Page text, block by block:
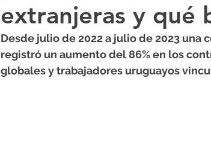
extranjeras y qué
Desde julio de 2022 a julio de 2023
registró un aumento del 86% en los
globales y trabajadores uruguayos